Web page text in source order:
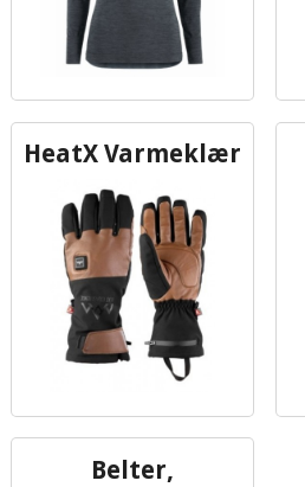
HeatX Varmeklær
Belter,